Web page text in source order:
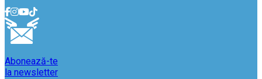
Abonează-te
la newsletter